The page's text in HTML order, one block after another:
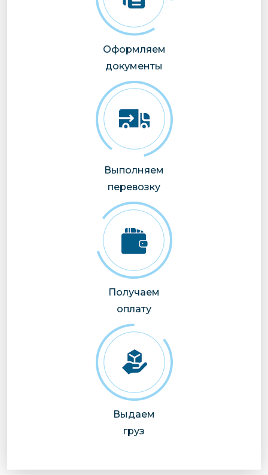
Оформляем
документы
Выполняем
перевозку
Получаем
оплату
Выдаем
груз